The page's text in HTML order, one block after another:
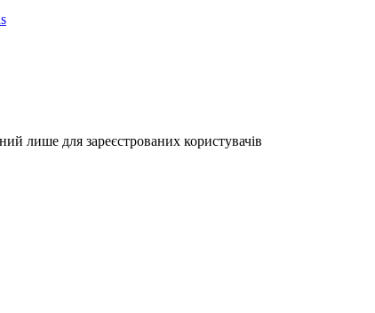
лише для зареєстрованих користувачів